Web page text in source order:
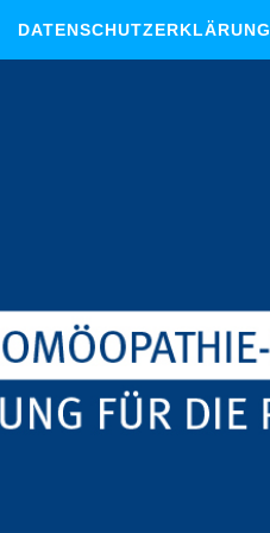
DATENSCHUTZERKLÄRUNG